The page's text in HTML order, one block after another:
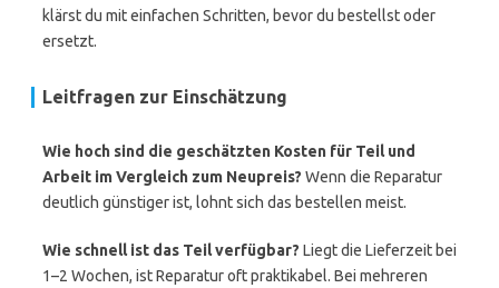
klärst du mit einfachen Schritten, bevor du bestellst oder
ersetzt.
Leitfragen zur Einschätzung
Wie hoch sind die geschätzten Kosten für Teil und
Arbeit im Vergleich zum Neupreis? Wenn die Reparatur
deutlich günstiger ist, lohnt sich das bestellen meist.
Wie schnell ist das Teil verfügbar? Liegt die Lieferzeit bei
1–2 Wochen, ist Reparatur oft praktikabel. Bei mehreren